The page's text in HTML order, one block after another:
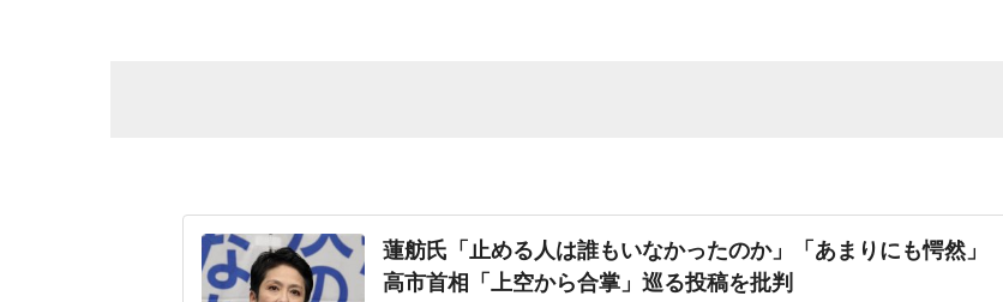
蓮舫氏「止める人は誰もいなかったのか」「あまりにも愕然」
高市首相「上空から合掌」巡る投稿を批判